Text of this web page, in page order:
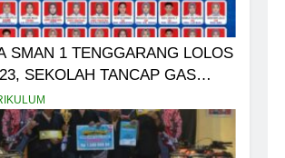
SMAN 1 TENGGARANG LOLOS
SEKOLAH TANCAP GAS
SNBT